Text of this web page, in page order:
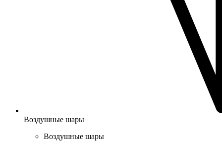
Воздушные шары
Воздушные шары